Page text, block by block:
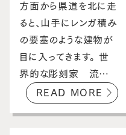
方面から県道を北に走
ると、山手にレンガ積み
の要塞のような建物が
目に入ってきます。 世
界的な彫刻家 流…
READ MORE